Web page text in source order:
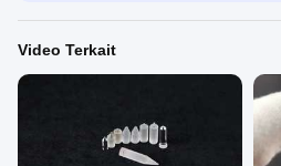
Video Terkait